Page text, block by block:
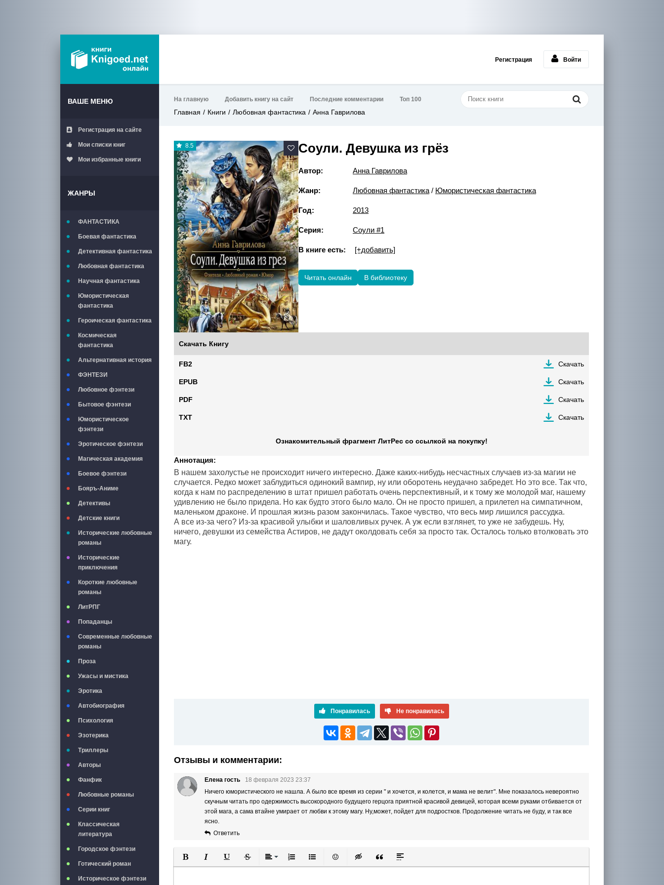
Регистрация Войти
ВАШЕ МЕНЮ
Регистрация на сайте
Мои списки книг
Мои избранные книги
ЖАНРЫ
ФАНТАСТИКА
Боевая фантастика
Детективная фантастика
Любовная фантастика
Научная фантастика
Юмористическая
фантастика
Героическая фантастика
Космическая
фантастика
Альтернативная история
ФЭНТЕЗИ
Любовное фэнтези
Бытовое фэнтези
Юмористическое
фэнтези
Эротическое фэнтези
Магическая академия
Боевое фэнтези
Бояръ-Аниме
Детективы
Детские книги
Исторические любовные
романы
Исторические
приключения
Короткие любовные
романы
ЛитРПГ
Попаданцы
Современные любовные
романы
Проза
Ужасы и мистика
Эротика
Автобиография
Психология
Эзотерика
Триллеры
Авторы
Фанфик
Любовные романы
Серии книг
Классическая
литература
Городское фэнтези
Готический роман
Историческое фэнтези
На главную Добавить книгу на сайт Последние комментарии Топ 100
Главная Книги Любовная фантастика Анна Гаврилова
8.5 Соули. Девушка из грёз
Автор: Анна Гаврилова
Жанр: Любовная фантастика / Юмористическая фантастика
Год: 2013
Серия: Соули #1
В книге есть: [+добавить]
Читать онлайн В библиотеку
Скачать Книгу
FB2 Скачать
EPUB Скачать
PDF Скачать
TXT Скачать
Ознакомительный фрагмент ЛитРес со ссылкой на покупку!
Аннотация:
В нашем захолустье не происходит ничего интересно. Даже каких-нибудь несчастных случаев из-за магии не
случается. Редко может заблудиться одинокий вампир, ну или оборотень неудачно забредет. Но это все. Так что,
когда к нам по распределению в штат пришел работать очень перспективный, и к тому же молодой маг, нашему
удивлению не было придела. Но как будто этого было мало. Он не просто пришел, а прилетел на симпатичном,
маленьком драконе. И прошлая жизнь разом закончилась. Такое чувство, что весь мир лишился рассудка.
А все из-за чего? Из-за красивой улыбки и шаловливых ручек. А уж если взглянет, то уже не забудешь. Ну,
ничего, девушки из семейства Астиров, не дадут околдовать себя за просто так. Осталось только втолковать это
магу.
Понравилась Не понравилась
Отзывы и комментарии:
Елена гость
18 февраля 2023 23:37
Ничего юмористического не нашла. А было все время из серии " и хочется, и колется, и мама не велит". Мне показалось невероятно
скучным читать про одержимость высокородного будущего герцога приятной красивой девицей, которая всеми руками отбивается от
этой мага, а сама втайне умирает от любви к этому магу. Ну,может, пойдет для подростков. Продолжение читать не буду, и так все
ясно.
Ответить
Полужирный
КурсивПодчеркнутый
ЗачеркнутыйВыравнивание
Нумерованный список
Маркированный список
Вставить смайлик
Вставка скрытого текста
Вставка цитаты
Вставка спойлера